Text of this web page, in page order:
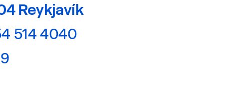
Reykjavík
514 4040